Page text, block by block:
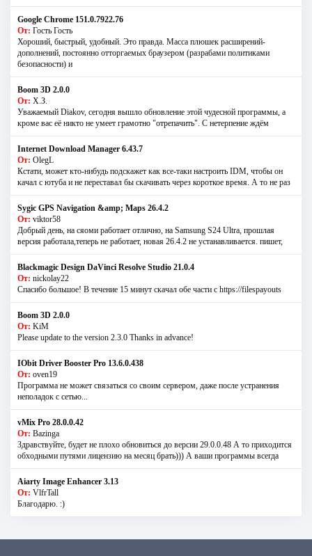
Google Chrome 151.0.7922.76
От: Гость Гость
Хороший, быстрый, удобный. Это правда. Масса плюшек расширений-
дополнений, постоянно отторгаемых браузером (разрабами политиками
безопасности) и
Boom 3D 2.0.0
От: Х.З.
Уважаемый Diakov, сегодня вышло обновление этой чудесной программы, а
кроме вас её никто не умеет грамотно "отрепачить". С нетерпение ждём
Internet Download Manager 6.43.7
От: OlegL
Кстати, может кто-нибудь подскажет как все-таки настроить IDM, чтобы он
качал с ютуба и не переставал бы скачивать через короткое время. А то не раз
Sygic GPS Navigation &amp; Maps 26.4.2
От: viktor58
Добрый день, на сяоми работает отлично, на Samsung S24 Ultra, прошлая
версия работала,теперь не работает, новая 26.4.2 не устанавливается. пишет,
Blackmagic Design DaVinci Resolve Studio 21.0.4
От: nickolay22
Спасибо большое! В течение 15 минут скачал обе части с https://filespayouts
Boom 3D 2.0.0
От: KiM
Please update to the version 2.3.0 Thanks in advance!
IObit Driver Booster Pro 13.6.0.438
От: oven19
Программа не может связаться со своим сервером, даже после устранения
неполадок с сетью...
vMix Pro 28.0.0.42
От: Bazinga
Здравствуйте, будет не плохо обновиться до версии 29.0.0.48 А то приходится
обходными путями лицензию на месяц брать))) А ваши программы всегда
Aiarty Image Enhancer 3.13
От: VlfrTall
Благодарю. :)